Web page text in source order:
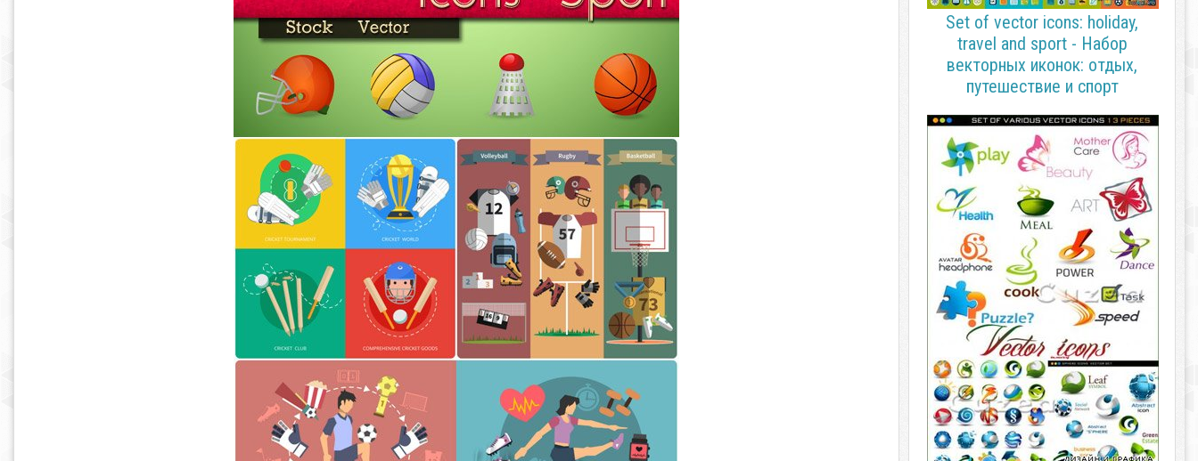
Set of vector icons: holiday,
travel and sport - Набор
векторных иконок: отдых,
путешествие и спорт